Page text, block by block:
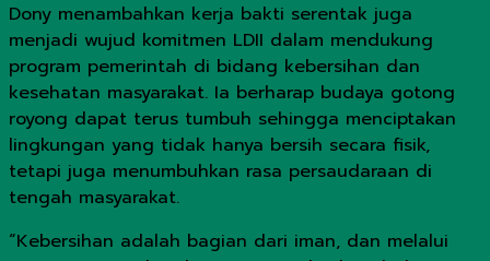
Dony menambahkan kerja bakti serentak juga
menjadi wujud komitmen LDII dalam mendukung
program pemerintah di bidang kebersihan dan
kesehatan masyarakat. Ia berharap budaya gotong
royong dapat terus tumbuh sehingga menciptakan
lingkungan yang tidak hanya bersih secara fisik,
tetapi juga menumbuhkan rasa persaudaraan di
tengah masyarakat.
“Kebersihan adalah bagian dari iman, dan melalui